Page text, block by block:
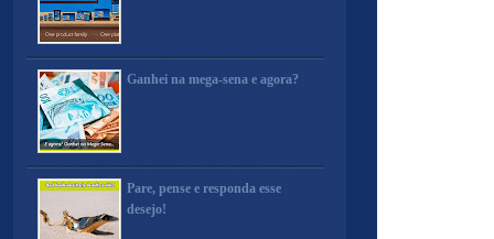
Ganhei na mega-sena e agora?
Pare, pense e responda esse
desejo!